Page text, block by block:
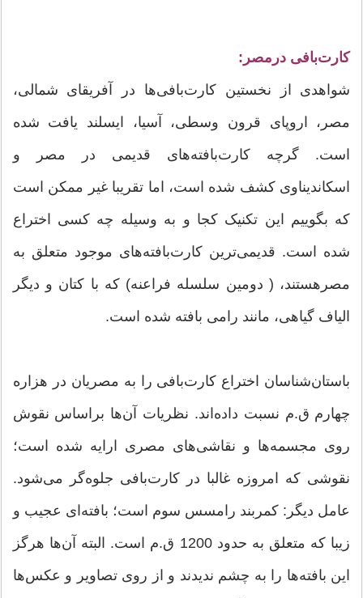
کارت‌بافی درمصر:
شواهدی از نخستین کارت‌بافی‌ها در آفریقای شمالی،
مصر، اروپای قرون وسطی، آسیا، ایسلند یافت شده
است. گرچه کارت‌بافته‌های قدیمی در مصر و
اسکاندیناوی کشف شده است، اما تقریبا غیر ممکن است
که بگوییم این تکنیک کجا و به وسیله چه کسی اختراع
شده است. قدیمی‌ترین کارت‌بافته‌های موجود متعلق به
مصرهستند، ( دومین سلسله فراعنه) که با کتان و دیگر
الیاف گیاهی، مانند رامی بافته شده است.
باستان‌شناسان اختراع کارت‌بافی را به مصریان در هزاره
چهارم ق.م نسبت داده‌اند. نظریات آن‌ها براساس نقوش
روی مجسمه‌ها و نقاشی‌های مصری ارایه شده است؛
نقوشی که امروزه غالبا در کارت‌بافی جلوه‌گر می‌شود.
عامل دیگر: کمربند رامسس سوم است؛ بافته‌ای عجیب و
زیبا که متعلق به حدود 1200 ق.م است. البته آن‌ها هرگز
این بافته‌ها را به چشم ندیدند و از روی تصاویر و عکس‌ها